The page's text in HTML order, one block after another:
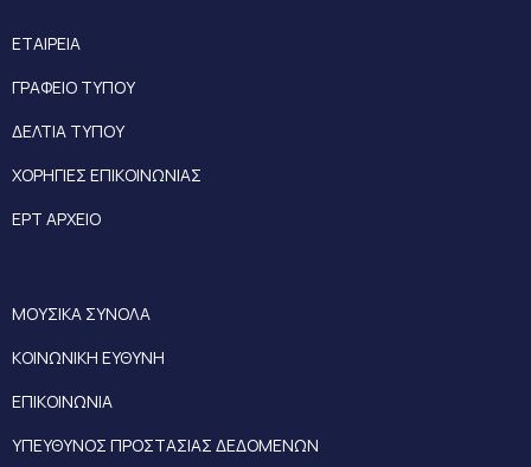
ΕΤΑΙΡΕΙΑ
ΓΡΑΦΕΙΟ ΤΥΠΟΥ
ΔΕΛΤΙΑ ΤΥΠΟΥ
ΧΟΡΗΓΙΕΣ ΕΠΙΚΟΙΝΩΝΙΑΣ
ΕΡΤ ΑΡΧΕΙΟ
ΜΟΥΣΙΚΑ ΣΥΝΟΛΑ
ΚΟΙΝΩΝΙΚΗ ΕΥΘΥΝΗ
ΕΠΙΚΟΙΝΩΝΙΑ
ΥΠΕΥΘΥΝΟΣ ΠΡΟΣΤΑΣΙΑΣ ΔΕΔΟΜΕΝΩΝ